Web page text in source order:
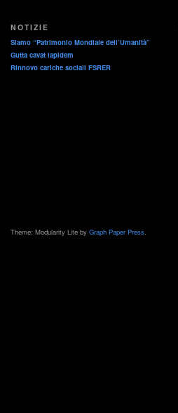
la
della
NOTIZIE
Siamo “Patrimonio Mondiale dell’Umanità”
Gutta cavat lapidem
Rinnovo cariche sociali FSRER
Theme: Modularity Lite by Graph Paper Press.